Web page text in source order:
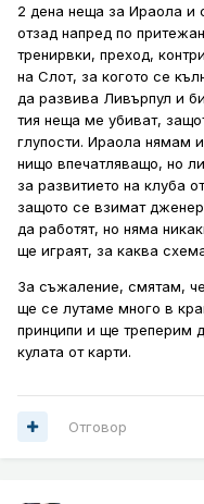
2 дена неща за Ираола и
отзад напред по
тренирвки, преход,
на Слот, за когото се
да развива Ливърпул и
тия неща ме убиват,
глупости. Ираола нямам
нищо впечатляващо, но
за развитието на клуба
защото се взимат
да работят, но няма
ще играят, за каква
За съжаление, смятам,
ще се лутаме много в
принципи и ще треперим
кулата от карти.
Отговор